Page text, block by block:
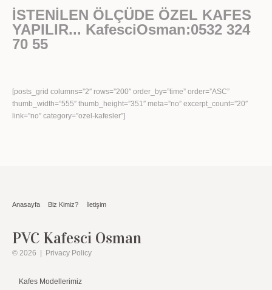
İSTENİLEN ÖLÇÜDE ÖZEL KAFES
YAPILIR... KafesciOsman:0532 324
70 55
[posts_grid columns=”2″ rows=”200″ order_by=”time” order=”ASC”
thumb_width=”555″ thumb_height=”351″ meta=”no” excerpt_count=”20″
link=”no” category=”ozel-kafesler”]
Anasayfa Biz Kimiz? İletişim
PVC Kafesci Osman
© 2026 Privacy Policy
Kafes Modellerimiz